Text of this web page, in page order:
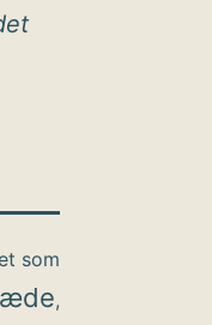
som
,